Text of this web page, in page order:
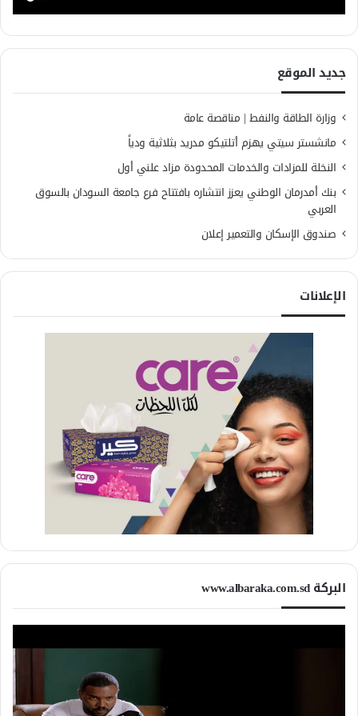
جديد الموقع
وزارة الطاقة والنفط | مناقصة عامة
مانشستر سيتي يهزم أتلتيكو مدريد بثلاثية ودياً
النخلة للمزادات والخدمات المحدودة مزاد علني أول
بنك أمدرمان الوطني يعزز انتشاره بافتتاح فرع جامعة السودان بالسوق
العربي
صندوق الإسكان والتعمير إعلان
الإعلانات
البركة www.albaraka.com.sd